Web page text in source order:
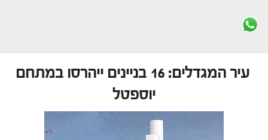
עיר המגדלים: 16 בניינים ייהרסו במתחם
יוספטל